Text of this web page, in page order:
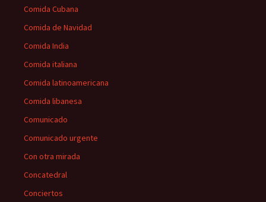
Comida Cubana
Comida de Navidad
Comida India
Comida italiana
Comida latinoamericana
Comida libanesa
Comunicado
Comunicado urgente
Con otra mirada
Concatedral
Conciertos